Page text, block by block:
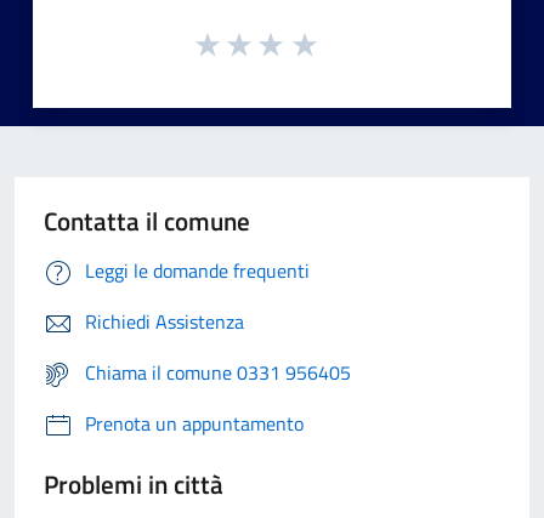
Contatta il comune
Leggi le domande frequenti
Richiedi Assistenza
Chiama il comune 0331 956405
Prenota un appuntamento
Problemi in città